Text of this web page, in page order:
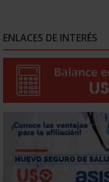
ENLACES DE INTERÉS